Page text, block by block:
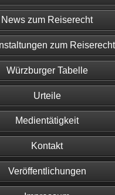
News zum Reiserecht
zum Reiserecht
Würzburger Tabelle
Urteile
Medientätigkeit
Kontakt
Veröffentlichungen